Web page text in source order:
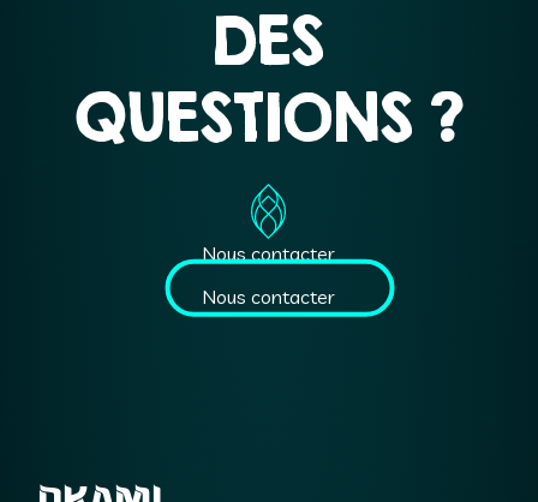
DES
QUESTIONS ?
Nous contacter
Nous contacter